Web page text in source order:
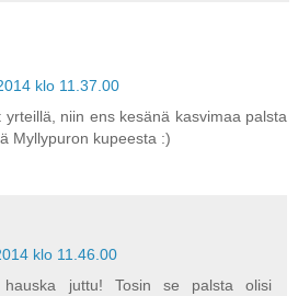
klo 11.37.00
yrteillä, niin ens kesänä kasvimaa palsta
Myllypuron kupeesta :)
klo 11.46.00
juttu! Tosin se palsta olisi